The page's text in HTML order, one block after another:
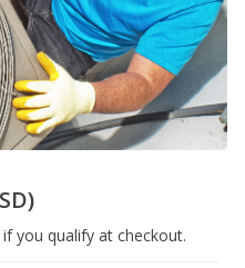
if you qualify at checkout.